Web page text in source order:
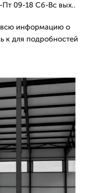
Пт 09-18 Сб-Вс вых..
всю информацию о
к для подробностей